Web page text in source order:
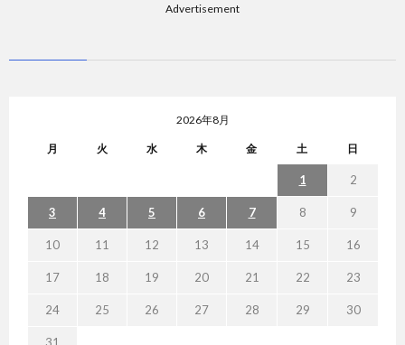
Advertisement
2026年8月
月 火 水 木 金 土 日
1 2
3 4 5 6 7 8 9
10 11 12 13 14 15 16
17 18 19 20 21 22 23
24 25 26 27 28 29 30
31